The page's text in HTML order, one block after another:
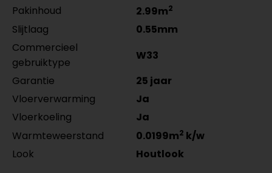
Pakinhoud
2.99m2
Slijtlaag
0.55mm
Commercieel
gebruiktype
W33
Garantie
25 jaar
Vloerverwarming
Ja
Vloerkoeling
Ja
Warmteweerstand
0.0199m2 k/w
Look
Houtlook